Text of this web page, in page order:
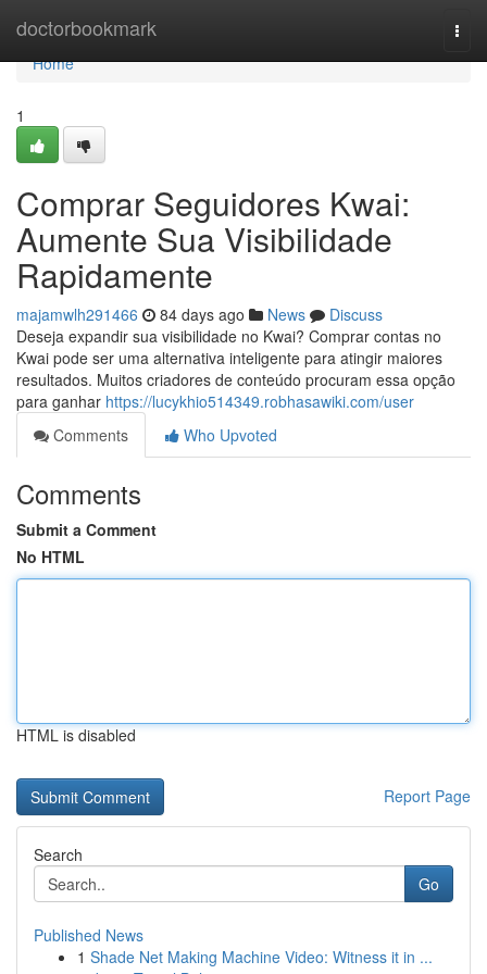
doctorbookmark
Home
Home
1
Comprar Seguidores Kwai:
Aumente Sua Visibilidade
Rapidamente
majamwlh291466 84 days ago News
Discuss
Deseja expandir sua visibilidade no Kwai? Comprar contas no
Kwai pode ser uma alternativa inteligente para atingir maiores
resultados. Muitos criadores de conteúdo procuram essa opção
para ganhar https://lucykhio514349.robhasawiki.com/user
Comments
Who Upvoted
Comments
Submit a Comment
No HTML
HTML is disabled
Report Page
Search
Go
Published News
1 Shade Net Making Machine Video: Witness it in ...